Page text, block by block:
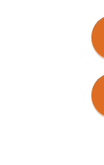
い笑顔で出迎
また、日本で
祥地としても
アの90パーセ
界から絶大な
り、作り続け